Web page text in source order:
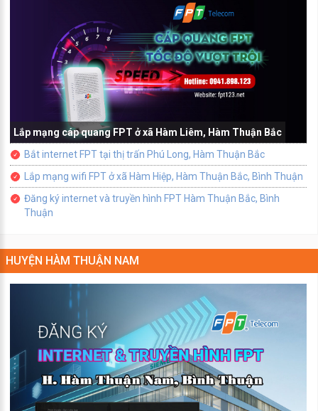
Lắp mạng cáp quang FPT ở xã Hàm Liêm, Hàm Thuận Bắc
Bắt internet FPT tại thị trấn Phú Long, Hàm Thuận Bắc
Lắp mạng wifi FPT ở xã Hàm Hiệp, Hàm Thuận Bắc, Bình Thuận
Đăng ký internet và truyền hình FPT Hàm Thuận Bắc, Bình
Thuận
HUYỆN HÀM THUẬN NAM